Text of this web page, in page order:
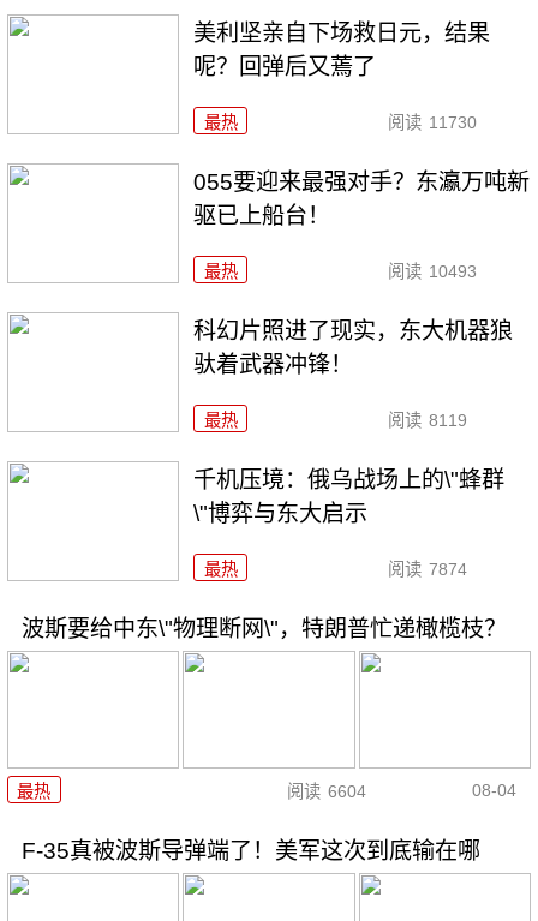
美利坚亲自下场救日元，结果
呢？回弹后又蔫了
最热 阅读 11730
055要迎来最强对手？东瀛万吨新
驱已上船台！
最热 阅读 10493
科幻片照进了现实，东大机器狼
驮着武器冲锋！
最热 阅读 8119
千机压境：俄乌战场上的\"蜂群
\"博弈与东大启示
最热 阅读 7874
波斯要给中东\"物理断网\"，特朗普忙递橄榄枝？
最热 阅读 6604 08-04
F-35真被波斯导弹端了！美军这次到底输在哪